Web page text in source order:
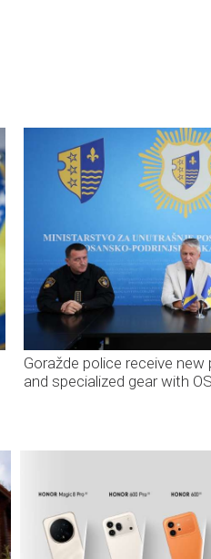
Goražde police receive
and specialized gear with